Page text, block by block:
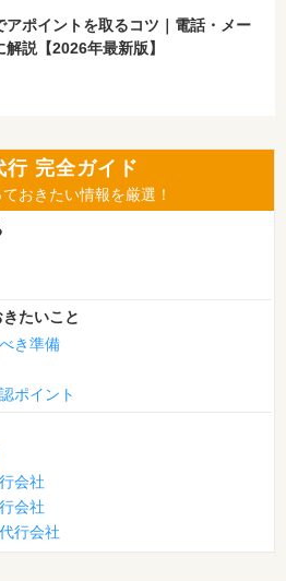
アポイントを取るコツ｜電話・メー
解説【2026年最新版】
行 完全ガイド
おきたい情報を厳選！
たいこと
き準備
ポイント
会社
会社
行会社